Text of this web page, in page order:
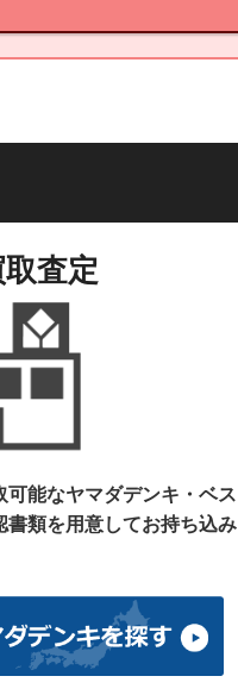
査定
能なヤマダデンキ・ベス
書類を用意してお持ち込み